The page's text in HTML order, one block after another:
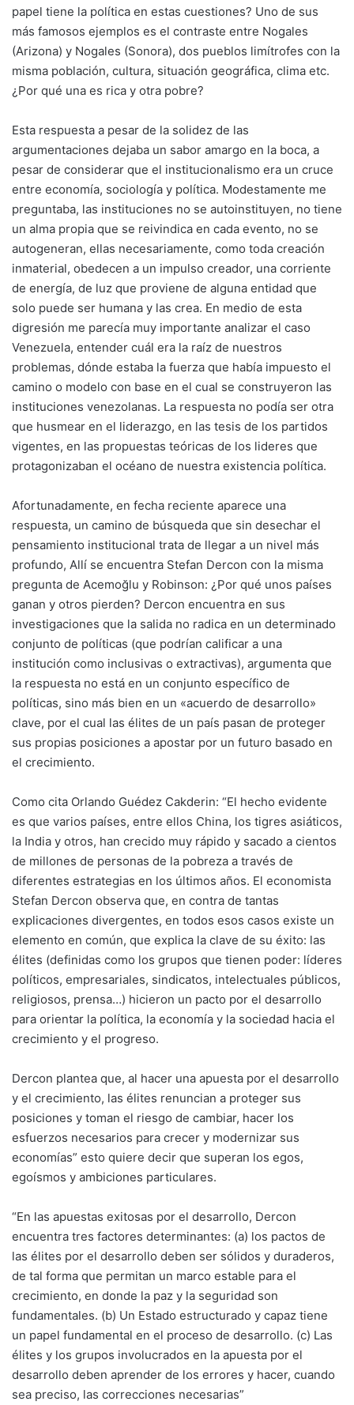
papel tiene la política en estas cuestiones? Uno de sus
más famosos ejemplos es el contraste entre Nogales
(Arizona) y Nogales (Sonora), dos pueblos limítrofes con la
misma población, cultura, situación geográfica, clima etc.
¿Por qué una es rica y otra pobre?
Esta respuesta a pesar de la solidez de las
argumentaciones dejaba un sabor amargo en la boca, a
pesar de considerar que el institucionalismo era un cruce
entre economía, sociología y política. Modestamente me
preguntaba, las instituciones no se autoinstituyen, no tiene
un alma propia que se reivindica en cada evento, no se
autogeneran, ellas necesariamente, como toda creación
inmaterial, obedecen a un impulso creador, una corriente
de energía, de luz que proviene de alguna entidad que
solo puede ser humana y las crea. En medio de esta
digresión me parecía muy importante analizar el caso
Venezuela, entender cuál era la raíz de nuestros
problemas, dónde estaba la fuerza que había impuesto el
camino o modelo con base en el cual se construyeron las
instituciones venezolanas. La respuesta no podía ser otra
que husmear en el liderazgo, en las tesis de los partidos
vigentes, en las propuestas teóricas de los lideres que
protagonizaban el océano de nuestra existencia política.
Afortunadamente, en fecha reciente aparece una
respuesta, un camino de búsqueda que sin desechar el
pensamiento institucional trata de llegar a un nivel más
profundo, Allí se encuentra Stefan Dercon con la misma
pregunta de Acemoğlu y Robinson: ¿Por qué unos países
ganan y otros pierden? Dercon encuentra en sus
investigaciones que la salida no radica en un determinado
conjunto de políticas (que podrían calificar a una
institución como inclusivas o extractivas), argumenta que
la respuesta no está en un conjunto específico de
políticas, sino más bien en un «acuerdo de desarrollo»
clave, por el cual las élites de un país pasan de proteger
sus propias posiciones a apostar por un futuro basado en
el crecimiento.
Como cita Orlando Guédez Cakderin: “El hecho evidente
es que varios países, entre ellos China, los tigres asiáticos,
la India y otros, han crecido muy rápido y sacado a cientos
de millones de personas de la pobreza a través de
diferentes estrategias en los últimos años. El economista
Stefan Dercon observa que, en contra de tantas
explicaciones divergentes, en todos esos casos existe un
elemento en común, que explica la clave de su éxito: las
élites (definidas como los grupos que tienen poder: líderes
políticos, empresariales, sindicatos, intelectuales públicos,
religiosos, prensa…) hicieron un pacto por el desarrollo
para orientar la política, la economía y la sociedad hacia el
crecimiento y el progreso.
Dercon plantea que, al hacer una apuesta por el desarrollo
y el crecimiento, las élites renuncian a proteger sus
posiciones y toman el riesgo de cambiar, hacer los
esfuerzos necesarios para crecer y modernizar sus
economías” esto quiere decir que superan los egos,
egoísmos y ambiciones particulares.
“En las apuestas exitosas por el desarrollo, Dercon
encuentra tres factores determinantes: (a) los pactos de
las élites por el desarrollo deben ser sólidos y duraderos,
de tal forma que permitan un marco estable para el
crecimiento, en donde la paz y la seguridad son
fundamentales. (b) Un Estado estructurado y capaz tiene
un papel fundamental en el proceso de desarrollo. (c) Las
élites y los grupos involucrados en la apuesta por el
desarrollo deben aprender de los errores y hacer, cuando
sea preciso, las correcciones necesarias”